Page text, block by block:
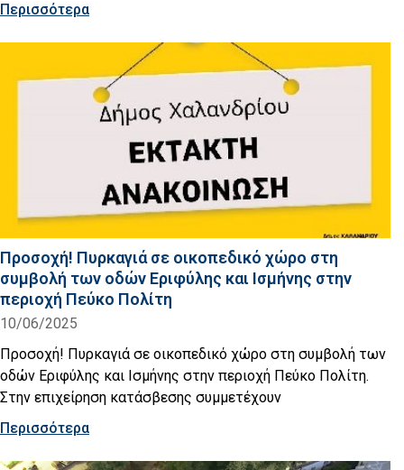
Περισσότερα
Προσοχή! Πυρκαγιά σε οικοπεδικό χώρο στη
συμβολή των οδών Εριφύλης και Ισμήνης στην
περιοχή Πεύκο Πολίτη
10/06/2025
Προσοχή! Πυρκαγιά σε οικοπεδικό χώρο στη συμβολή των
οδών Εριφύλης και Ισμήνης στην περιοχή Πεύκο Πολίτη.
Στην επιχείρηση κατάσβεσης συμμετέχουν
Περισσότερα